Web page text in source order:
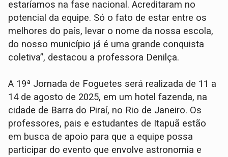
estaríamos na fase nacional. Acreditaram no
potencial da equipe. Só o fato de estar entre os
melhores do país, levar o nome da nossa escola,
do nosso município já é uma grande conquista
coletiva”, destacou a professora Denilça.
A 19ª Jornada de Foguetes será realizada de 11 a
14 de agosto de 2025, em um hotel fazenda, na
cidade de Barra do Piraí, no Rio de Janeiro. Os
professores, pais e estudantes de Itapuã estão
em busca de apoio para que a equipe possa
participar do evento que envolve astronomia e